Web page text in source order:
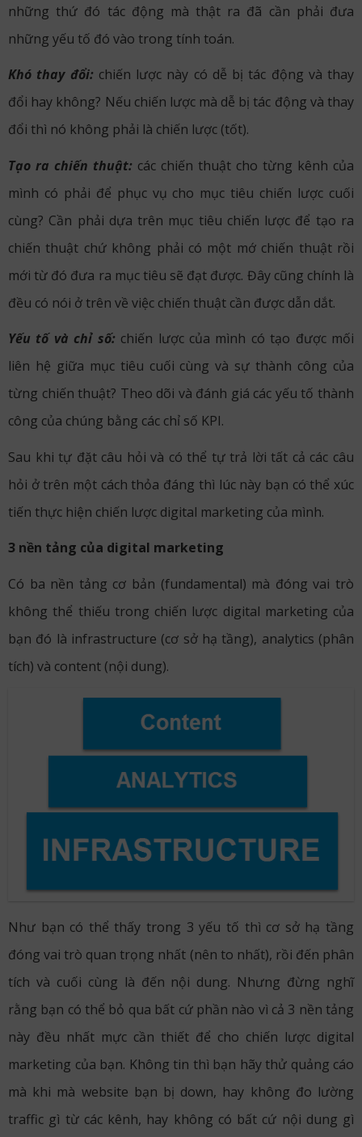
những thứ đó tác động mà thật ra đã cần phải đưa
những yếu tố đó vào trong tính toán.
Khó thay đổi: chiến lược này có dễ bị tác động và thay
đổi hay không? Nếu chiến lược mà dễ bị tác động và thay
đổi thì nó không phải là chiến lược (tốt).
Tạo ra chiến thuật: các chiến thuật cho từng kênh của
mình có phải để phục vụ cho mục tiêu chiến lược cuối
cùng? Cần phải dựa trên mục tiêu chiến lược để tạo ra
chiến thuật chứ không phải có một mớ chiến thuật rồi
mới từ đó đưa ra mục tiêu sẽ đạt được. Đây cũng chính là
đều có nói ở trên về việc chiến thuật cần được dẫn dắt.
Yếu tố và chỉ số: chiến lược của mình có tạo được mối
liên hệ giữa mục tiêu cuối cùng và sự thành công của
từng chiến thuật? Theo dõi và đánh giá các yếu tố thành
công của chúng bằng các chỉ số KPI.
Sau khi tự đặt câu hỏi và có thể tự trả lời tất cả các câu
hỏi ở trên một cách thỏa đáng thì lúc này bạn có thể xúc
tiến thực hiện chiến lược digital marketing của mình.
3 nền tảng của digital marketing
Có ba nền tảng cơ bản (fundamental) mà đóng vai trò
không thể thiếu trong chiến lược digital marketing của
bạn đó là infrastructure (cơ sở hạ tầng), analytics (phân
tích) và content (nội dung).
Như bạn có thể thấy trong 3 yếu tố thì cơ sở hạ tầng
đóng vai trò quan trọng nhất (nên to nhất), rồi đến phân
tích và cuối cùng là đến nội dung. Nhưng đừng nghĩ
rằng bạn có thể bỏ qua bất cứ phần nào vì cả 3 nền tảng
này đều nhất mực cần thiết để cho chiến lược digital
marketing của bạn. Không tin thì bạn hãy thử quảng cáo
mà khi mà website bạn bị down, hay không đo lường
traffic gì từ các kênh, hay không có bất cứ nội dung gì